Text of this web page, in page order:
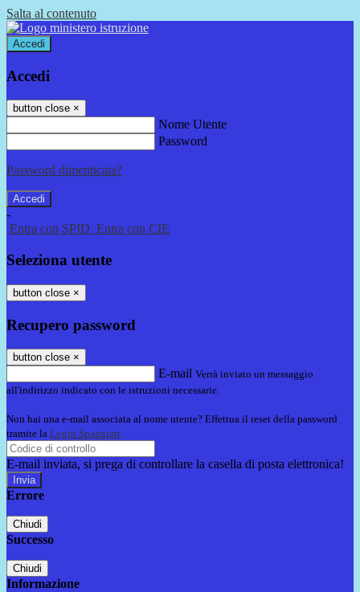
Salta al contenuto
Accedi
Accedi
button close ×
Nome Utente
Password
Password dimenticata?
-
Entra con SPID Entra con CIE
Seleziona utente
button close ×
Recupero password
button close ×
E-mail Verrà inviato un messaggio
all'indirizzo indicato con le istruzioni necessarie.
Non hai una e-mail associata al nome utente? Effettua il reset della password
tramite la Login Spaggiari
E-mail inviata, si prega di controllare la casella di posta elettronica!
Errore
Chiudi
Successo
Chiudi
Informazione